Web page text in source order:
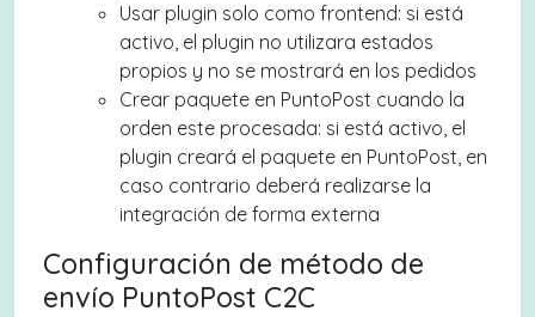
Usar plugin solo como frontend: si está
activo, el plugin no utilizara estados
propios y no se mostrará en los pedidos
Crear paquete en PuntoPost cuando la
orden este procesada: si está activo, el
plugin creará el paquete en PuntoPost, en
caso contrario deberá realizarse la
integración de forma externa
Configuración de método de
envío PuntoPost C2C